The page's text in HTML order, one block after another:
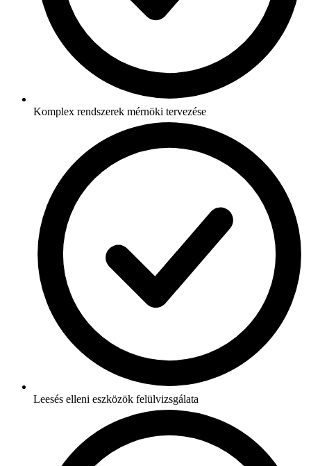
Komplex rendszerek mérnöki tervezése
Leesés elleni eszközök felülvizsgálata